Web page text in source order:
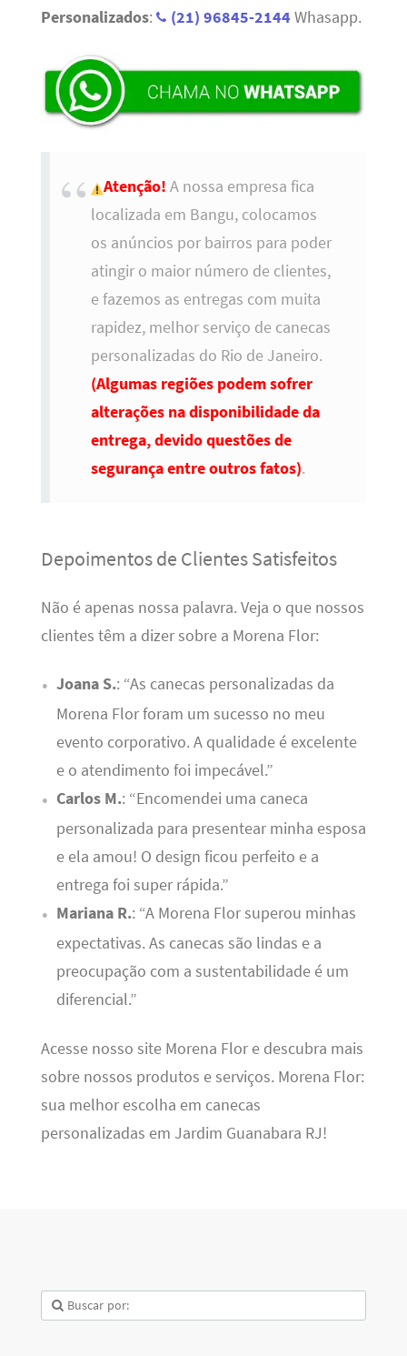
Personalizados: (21) 96845-2144 Whasapp.
Atenção! A nossa empresa fica
localizada em Bangu, colocamos
os anúncios por bairros para poder
atingir o maior número de clientes,
e fazemos as entregas com muita
rapidez, melhor serviço de canecas
personalizadas do Rio de Janeiro.
(Algumas regiões podem sofrer
alterações na disponibilidade da
entrega, devido questões de
segurança entre outros fatos).
Depoimentos de Clientes Satisfeitos
Não é apenas nossa palavra. Veja o que nossos
clientes têm a dizer sobre a Morena Flor:
Joana S.: “As canecas personalizadas da
Morena Flor foram um sucesso no meu
evento corporativo. A qualidade é excelente
e o atendimento foi impecável.”
Carlos M.: “Encomendei uma caneca
personalizada para presentear minha esposa
e ela amou! O design ficou perfeito e a
entrega foi super rápida.”
Mariana R.: “A Morena Flor superou minhas
expectativas. As canecas são lindas e a
preocupação com a sustentabilidade é um
diferencial.”
Acesse nosso site Morena Flor e descubra mais
sobre nossos produtos e serviços. Morena Flor:
sua melhor escolha em canecas
personalizadas em Jardim Guanabara RJ!